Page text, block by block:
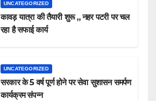
UNCATEGORIZED
कावड़ यात्रा की तैयारी शुरू ,, नहर पटरी पर चल
रहा है सफाई कार्य
UNCATEGORIZED
सरकार के 5 वर्ष पूर्ण होने पर सेवा सुशासन समर्पण
कार्यक्रम संपन्न